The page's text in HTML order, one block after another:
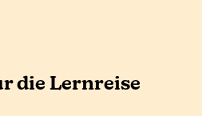
die Lernreise